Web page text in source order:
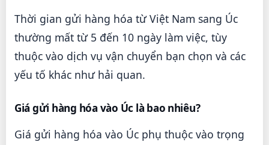
Thời gian gửi hàng hóa từ Việt Nam sang Úc
thường mất từ 5 đến 10 ngày làm việc, tùy
thuộc vào dịch vụ vận chuyển bạn chọn và các
yếu tố khác như hải quan.
Giá gửi hàng hóa vào Úc là bao nhiêu?
Giá gửi hàng hóa vào Úc phụ thuộc vào trọng